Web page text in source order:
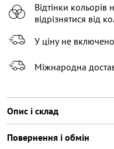
Відтінки
відрізнятися від
У ціну не включено
Міжнародна
Опис і склад
Повернення і обмін